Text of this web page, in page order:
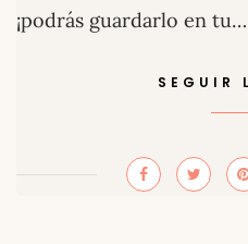
¡podrás guardarlo en tu…
SEGUIR